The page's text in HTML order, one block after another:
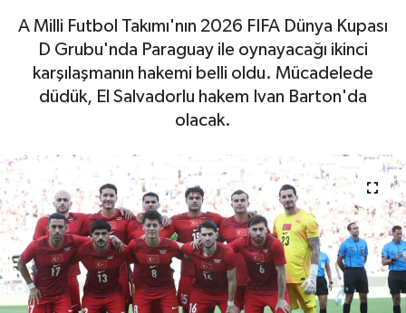
A Milli Futbol Takımı'nın 2026 FIFA Dünya Kupası
D Grubu'nda Paraguay ile oynayacağı ikinci
karşılaşmanın hakemi belli oldu. Mücadelede
düdük, El Salvadorlu hakem Ivan Barton'da
olacak.